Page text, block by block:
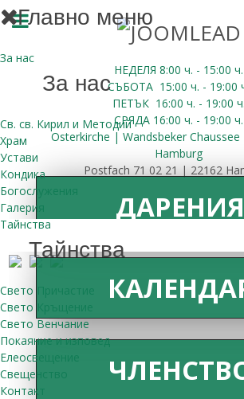
НЕДЕЛЯ 8:00 ч. - 15:00 ч.
СЪБОТА 15:00 ч. - 19:00
ПЕТЪК 16:00 ч. - 19:00 ч.
СРЯДА 16:00 ч. - 19:00 ч.
Osterkirche | Wandsbeker
Hamburg
Postfach 71 02 21 | 22162
Главно меню
За нас
За нас
Св. св. Кирил и Методий
Храм
Устави
Кондика
Богослужения
Галерия
Тайнства
Тайнства
Свето Причастие
Свето Кръщение
Свето Венчание
Покаяние и изповед
Елеосвещение
Свещенство
Контакт
ДАРЕНИЯ